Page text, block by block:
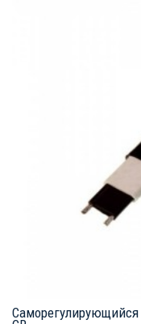
Саморегулирующийся